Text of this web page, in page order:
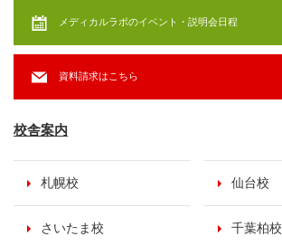
メディカルラボのイベント・説明会日程
資料請求はこちら
校舎案内
札幌校 仙台校
さいたま校 千葉柏校